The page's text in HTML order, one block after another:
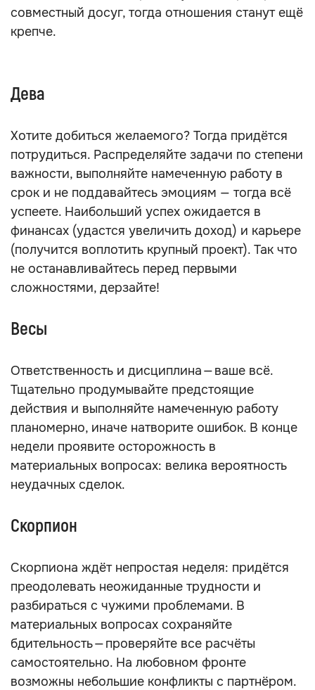
совместный досуг, тогда отношения станут ещё
крепче.
Дева
Хотите добиться желаемого? Тогда придётся
потрудиться. Распределяйте задачи по степени
важности, выполняйте намеченную работу в
срок и не поддавайтесь эмоциям — тогда всё
успеете. Наибольший успех ожидается в
финансах (удастся увеличить доход) и карьере
(получится воплотить крупный проект). Так что
не останавливайтесь перед первыми
сложностями, дерзайте!
Весы
Ответственность и дисциплина — ваше всё.
Тщательно продумывайте предстоящие
действия и выполняйте намеченную работу
планомерно, иначе натворите ошибок. В конце
недели проявите осторожность в
материальных вопросах: велика вероятность
неудачных сделок.
Скорпион
Скорпиона ждёт непростая неделя: придётся
преодолевать неожиданные трудности и
разбираться с чужими проблемами. В
материальных вопросах сохраняйте
бдительность — проверяйте все расчёты
самостоятельно. На любовном фронте
возможны небольшие конфликты с партнёром.